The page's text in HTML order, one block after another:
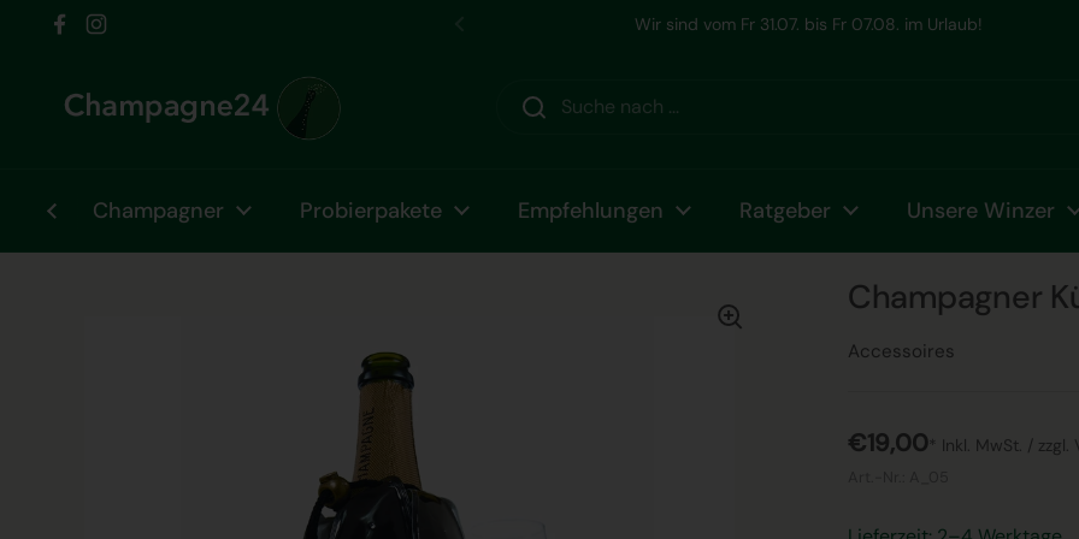
Zum Inhalt springen
FacebookInstagram Wir sind vom Fr 31.07. bis Fr 07.08. im Urlaub! Ihr
Champagner Probierpakete Empfehlungen Ratgeber Unsere Winzer
Champagner
Accessoires
€19,00* Inkl. MwSt. / zzgl.